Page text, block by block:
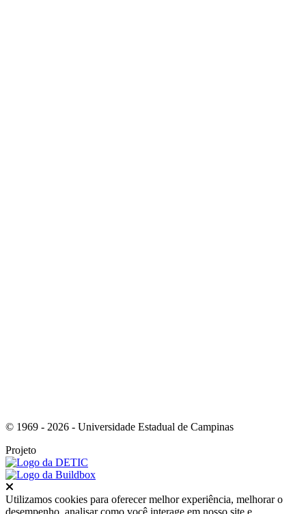
© 1969 - 2026 - Universidade Estadual de Campinas
Projeto
Utilizamos cookies para oferecer melhor experiência, melhorar o
desempenho, analisar como você interage em nosso site e